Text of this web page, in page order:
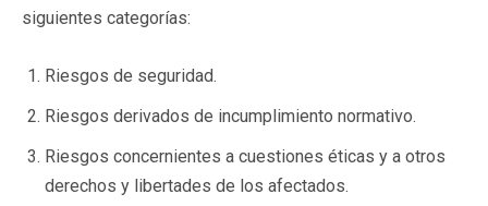
siguientes categorías:
Riesgos de seguridad.
Riesgos derivados de incumplimiento normativo.
Riesgos concernientes a cuestiones éticas y a otros
derechos y libertades de los afectados.